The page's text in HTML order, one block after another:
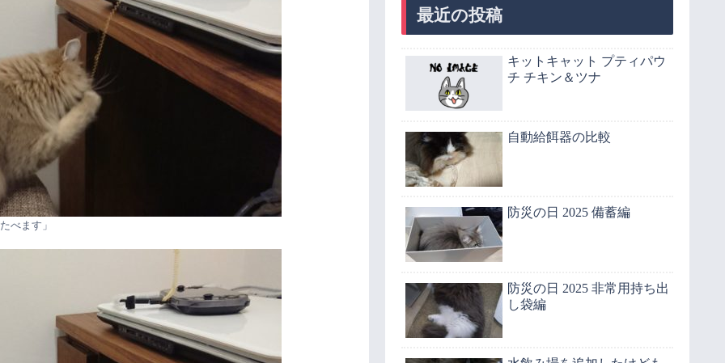
べます」
最近の投稿
キットキャット プティパウ
チ チキン＆ツナ
自動給餌器の比較
防災の日 2025 備蓄編
防災の日 2025 非常用持ち出
し袋編